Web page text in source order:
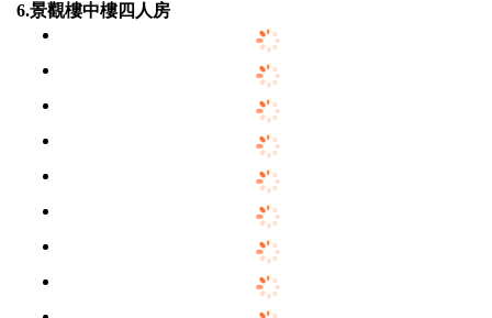
6.景觀樓中樓四人房